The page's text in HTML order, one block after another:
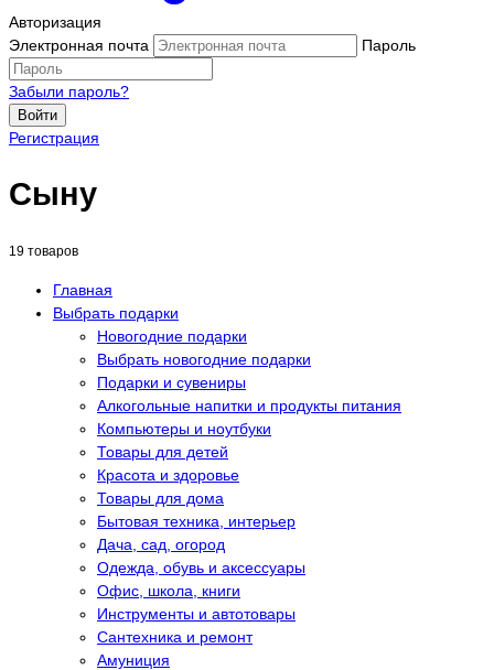
Авторизация
Электронная почта
Пароль
Забыли пароль?
Войти
Регистрация
Сыну
19 товаров
Главная
Выбрать подарки
Новогодние подарки
Выбрать новогодние подарки
Подарки и сувениры
Алкогольные напитки и продукты питания
Компьютеры и ноутбуки
Товары для детей
Красота и здоровье
Товары для дома
Бытовая техника, интерьер
Дача, сад, огород
Одежда, обувь и аксессуары
Офис, школа, книги
Инструменты и автотовары
Сантехника и ремонт
Амуниция